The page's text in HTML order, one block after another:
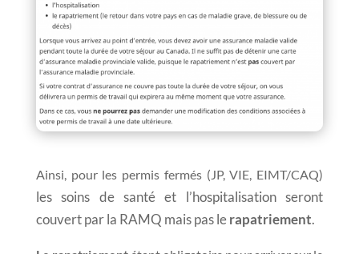
Ainsi, pour les permis fermés (JP, VIE, EIMT/CAQ)
les soins de santé et l’hospitalisation seront
couvert par la RAMQ mais pas lerapatriement.